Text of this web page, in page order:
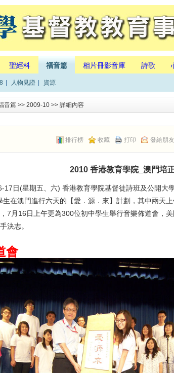
聖經科 福音篇 相片冊影音庫 詩歌
人物見證 資源
音篇 >> 2009-10 >> 詳細內容
排行榜 收藏 打印 發給朋友
2010 香港教育學院_澳門培
17日(星期五、六) 香港教育學院基督徒詩班及公開大
生在澳門進行六天的【愛．源．來】計劃，其中兩天
7月16日上午更為300位初中學生舉行音樂佈道會，
決志。
會